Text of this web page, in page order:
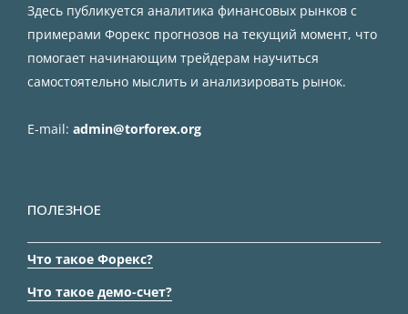
Здесь публикуется аналитика финансовых рынков с
примерами Форекс прогнозов на текущий момент, что
помогает начинающим трейдерам научиться
самостоятельно мыслить и анализировать рынок.
E-mail: admin@torforex.org
ПОЛЕЗНОЕ
Что такое Форекс?
Что такое демо-счет?